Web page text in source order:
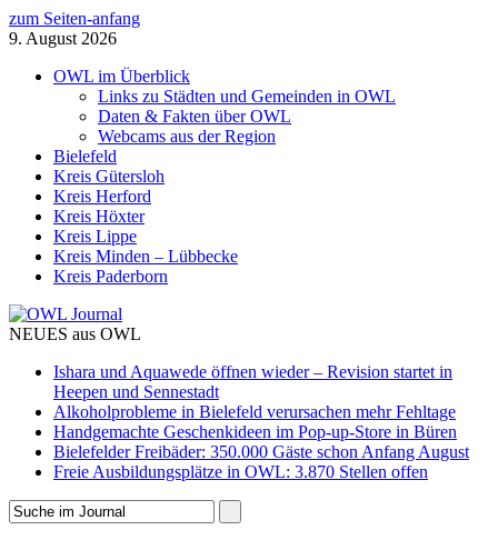
zum Seiten-anfang
9. August 2026
OWL im Überblick
Links zu Städten und Gemeinden in OWL
Daten & Fakten über OWL
Webcams aus der Region
Bielefeld
Kreis Gütersloh
Kreis Herford
Kreis Höxter
Kreis Lippe
Kreis Minden – Lübbecke
Kreis Paderborn
NEUES aus OWL
Ishara und Aquawede öffnen wieder – Revision startet in
Heepen und Sennestadt
Alkoholprobleme in Bielefeld verursachen mehr Fehltage
Handgemachte Geschenkideen im Pop-up-Store in Büren
Bielefelder Freibäder: 350.000 Gäste schon Anfang August
Freie Ausbildungsplätze in OWL: 3.870 Stellen offen